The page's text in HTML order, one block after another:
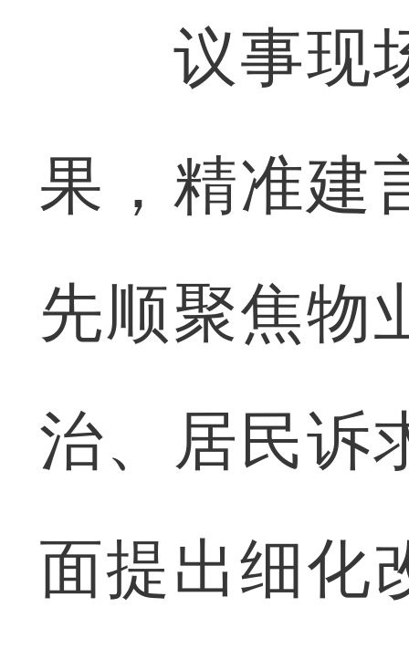
议事现场
果，精准建
先顺聚焦物
治、居民诉
面提出细化